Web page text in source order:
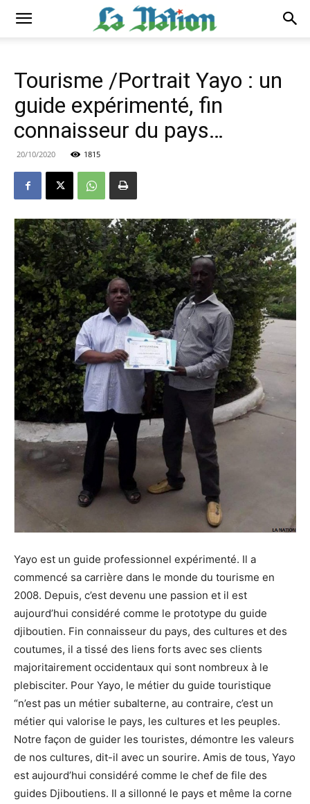
Tourisme /Portrait Yayo : un
guide expérimenté, fin
connaisseur du pays…
20/10/2020 1815
Yayo est un guide professionnel expérimenté. Il a
commencé sa carrière dans le monde du tourisme en
2008. Depuis, c’est devenu une passion et il est
aujourd’hui considéré comme le prototype du guide
djiboutien. Fin connaisseur du pays, des cultures et des
coutumes, il a tissé des liens forts avec ses clients
majoritairement occidentaux qui sont nombreux à le
plebisciter. Pour Yayo, le métier du guide touristique
“n’est pas un métier subalterne, au contraire, c’est un
métier qui valorise le pays, les cultures et les peuples.
Notre façon de guider les touristes, démontre les valeurs
de nos cultures, dit-il avec un sourire. Amis de tous, Yayo
est aujourd’hui considéré comme le chef de file des
guides Djiboutiens. Il a sillonné le pays et même la corne